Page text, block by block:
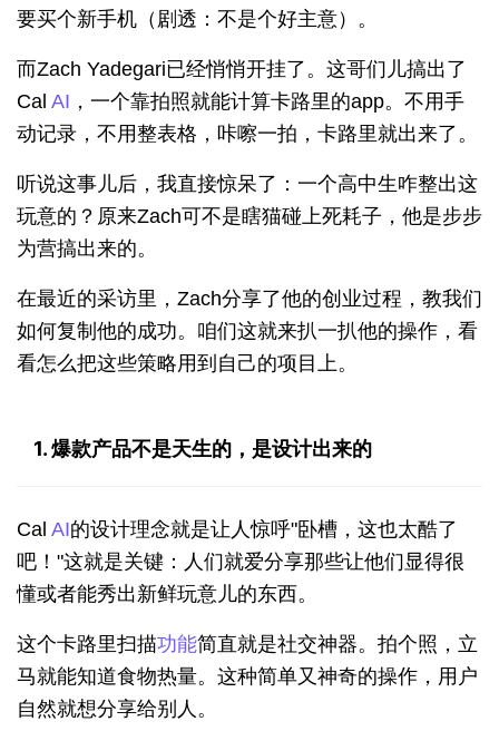
要买个新手机（剧透：不是个好主意）。
而Zach Yadegari已经悄悄开挂了。这哥们儿搞出了
Cal AI ，一个靠拍照就能计算卡路里的app。不用手
动记录，不用整表格，咔嚓一拍，卡路里就出来了。
听说这事儿后，我直接惊呆了：一个高中生咋整出这
玩意的？原来Zach可不是瞎猫碰上死耗子，他是步步
为营搞出来的。
在最近的采访里，Zach分享了他的创业过程，教我们
如何复制他的成功。咱们这就来扒一扒他的操作，看
看怎么把这些策略用到自己的项目上。
1. 爆款产品不是天生的，是设计出来的
Cal AI的设计理念就是让人惊呼"卧槽，这也太酷了
吧！"这就是关键：人们就爱分享那些让他们显得很
懂或者能秀出新鲜玩意儿的东西。
这个卡路里扫描功能简直就是社交神器。拍个照，立
马就能知道食物热量。这种简单又神奇的操作，用户
自然就想分享给别人。